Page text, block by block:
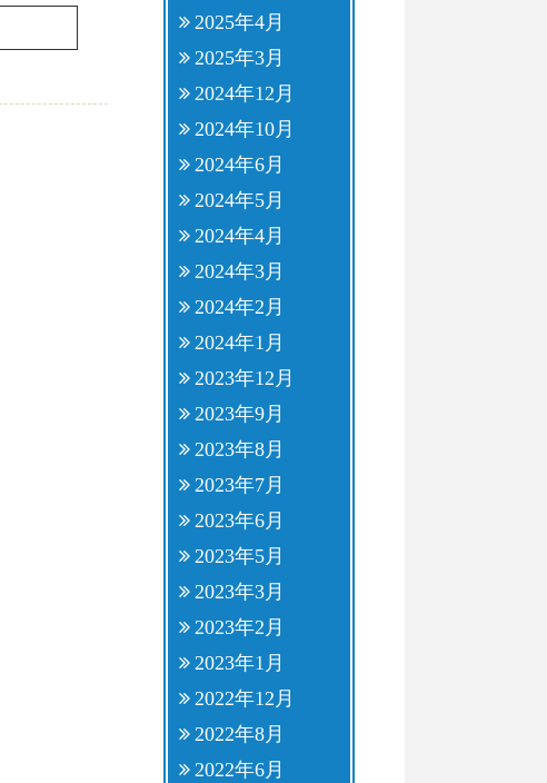
2025年4月
2025年3月
2024年12月
2024年10月
2024年6月
2024年5月
2024年4月
2024年3月
2024年2月
2024年1月
2023年12月
2023年9月
2023年8月
2023年7月
2023年6月
2023年5月
2023年3月
2023年2月
2023年1月
2022年12月
2022年8月
2022年6月